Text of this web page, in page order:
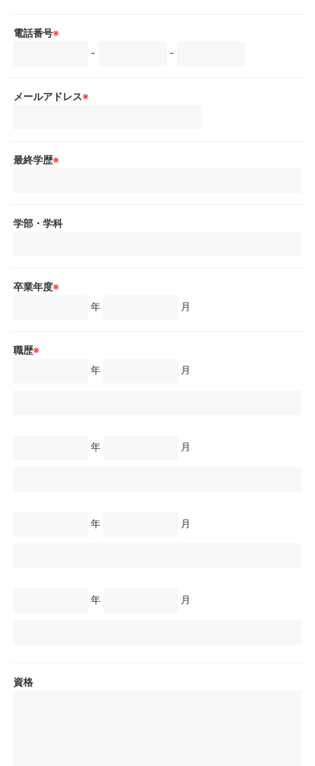
電話番号※
-
-
メールアドレス※
最終学歴※
学部・学科
卒業年度※
年
月
職歴※
年
月
年 月
年 月
年 月
資格